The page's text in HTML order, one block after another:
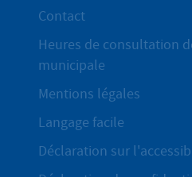
Contact
Heures de consultation
municipale
Mentions légales
Langage facile
Déclaration sur